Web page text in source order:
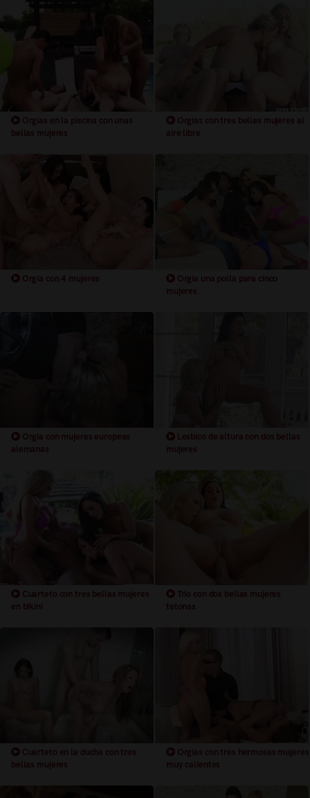
Orgias en la piscina con unas
bellas mujeres
Orgias con tres bellas mujeres al
aire libre
Orgía con 4 mujeres
Orgia una polla para cinco
mujeres
Orgia con mujeres europeas
alemanas
Lesbico de altura con dos bellas
mujeres
Cuarteto con tres bellas mujeres
en bikini
Trio con dos bellas mujeres
tetonas
Cuarteto en la ducha con tres
bellas mujeres
Orgias con tres hermosas mujeres
muy calientes